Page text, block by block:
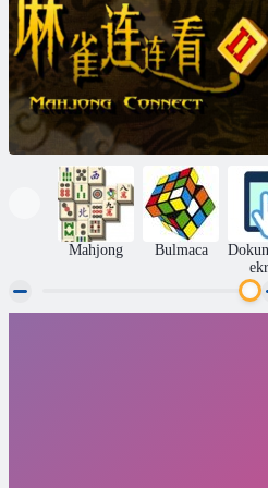
Mahjong Bulmaca